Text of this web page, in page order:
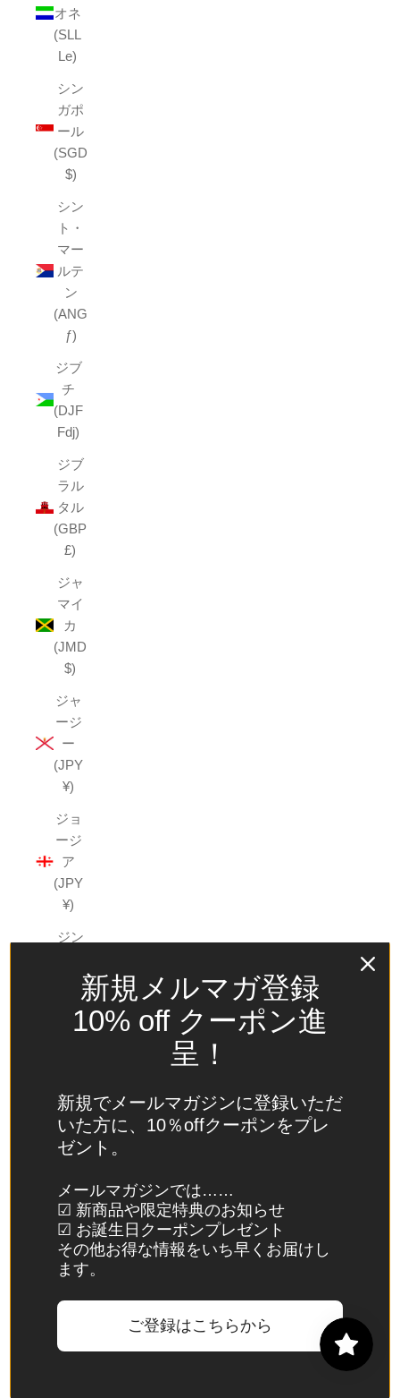
オネ
(SLL
Le)
シン
ガポ
ール
(SGD
$)
シン
ト・
マー
ルテ
ン
(ANG
ƒ)
ジブ
チ
(DJF
Fdj)
ジブ
ラル
タル
(GBP
£)
ジャ
マイ
カ
(JMD
$)
ジャ
ージ
ー
(JPY
¥)
ジョ
ージ
ア
(JPY
¥)
ジン
(USD
(CHF
CHF)
スウ
デン
(SEK
kr)
スバ
島・
新規メルマガ登録
10% off クーポン進
呈！
新規でメールマガジンに登録いただ
いた方に、10％offクーポンをプレ
ゼント。
メールマガジンでは……
☑ 新商品や限定特典のお知らせ
☑ お誕生日クーポンプレゼント
その他お得な情報をいち早くお届けし
ます。
ご登録はこちらから